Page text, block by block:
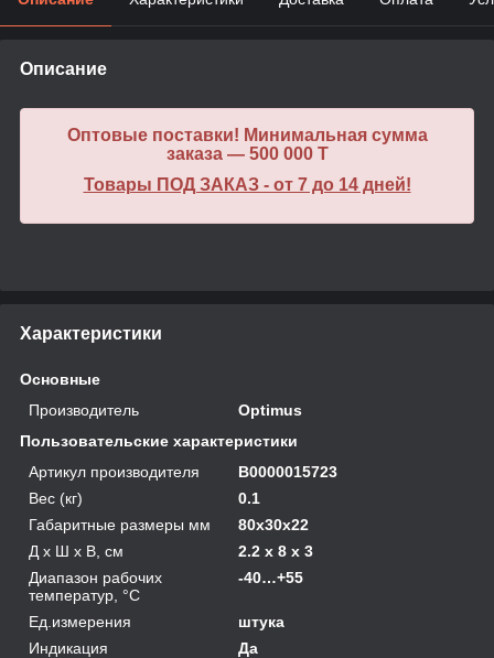
Описание
Оптовые поставки! Минимальная сумма
заказа — 500 000 T
Товары ПОД ЗАКАЗ - от 7 до 14 дней!
Характеристики
Основные
Производитель
Optimus
Пользовательские характеристики
Артикул производителя
В0000015723
Вес (кг)
0.1
Габаритные размеры мм
80х30х22
Д х Ш х В, см
2.2 x 8 x 3
Диапазон рабочих
температур, °С
-40…+55
Ед.измерения
штука
Индикация
Да